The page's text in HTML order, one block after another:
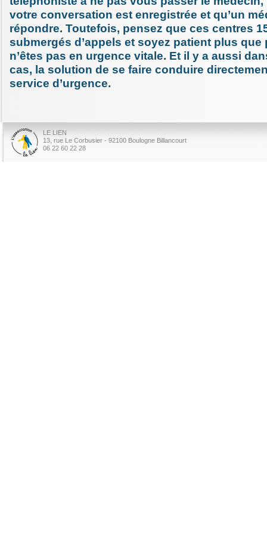
votre conversation est enregistrée et qu’un
répondre. Toutefois, pensez que ces centres
submergés d’appels et soyez patient plus
n’êtes pas en urgence vitale. Et il y a aussi
cas, la solution de se faire conduire
service d’urgence.
LE LIEN
13, rue Le Corbusier - 92100 Boulogne Billancourt
06 22 60 22 28